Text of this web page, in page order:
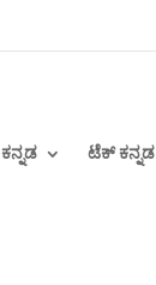
ಕನ್ನಡ ಟೆಕ್ ಕನ್ನಡ